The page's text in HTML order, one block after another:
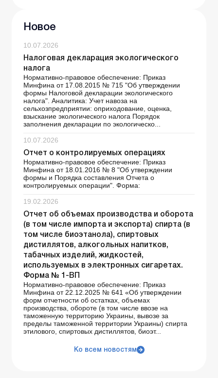
Новое
10.07.2026
Налоговая декларация экологического
налога
Нормативно-правовое обеспечение: Приказ
Минфина от 17.08.2015 № 715 "Об утверждении
формы Налоговой декларации экологического
налога". Аналитика: Учет навоза на
сельхозпредприятии: оприходование, оценка,
взыскание экологического налога Порядок
заполнения декларации по экологическо...
10.07.2026
Отчет о контролируемых операциях
Нормативно-правовое обеспечение: Приказ
Минфина от 18.01.2016 № 8 "Об утверждении
формы и Порядка составления Отчета о
контролируемых операции". Форма:
19.02.2026
Отчет об объемах производства и оборота
(в том числе импорта и экспорта) спирта (в
том числе биоэтанола), спиртовых
дистиллятов, алкогольных напитков,
табачных изделий, жидкостей,
используемых в электронных сигаретах.
Форма № 1-ВП
Нормативно-правовое обеспечение: Приказ
Минфина от 22.12.2025 № 641 «Об утверждении
форм отчетности об остатках, объемах
производства, обороте (в том числе ввозе на
таможенную территорию Украины, вывозе за
пределы таможенной территории Украины) спирта
этилового, спиртовых дистиллятов, биоэт...
Ко всем новостям